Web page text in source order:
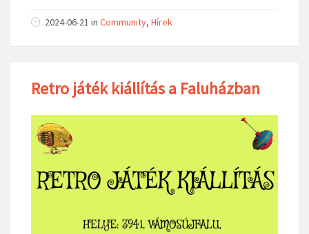
2024-06-21 in Community, Hírek
Retro játék kiállítás a Faluházban